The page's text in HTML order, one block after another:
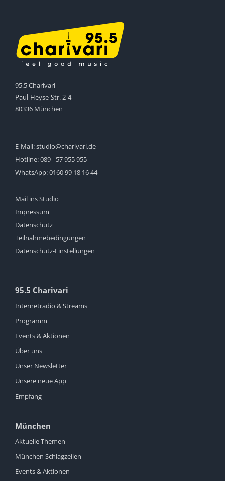
95.5 Charivari
Paul-Heyse-Str. 2-4
80336 München
E-Mail:studio@charivari.de
Hotline:089 - 57 955 955
WhatsApp:0160 99 18 16 44
Mail ins Studio
Impressum
Datenschutz
Teilnahmebedingungen
Datenschutz-Einstellungen
95.5 Charivari
Internetradio & Streams
Programm
Events & Aktionen
Über uns
Unser Newsletter
Unsere neue App
Empfang
München
Aktuelle Themen
München Schlagzeilen
Events & Aktionen